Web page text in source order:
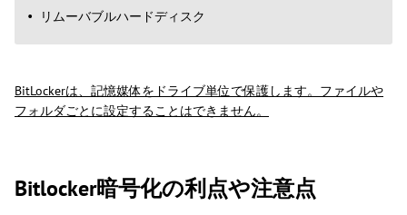
リムーバブルハードディスク
BitLockerは、記憶媒体をドライブ単位で保護します。ファイルや
フォルダごとに設定することはできません。
Bitlocker暗号化の利点や注意点